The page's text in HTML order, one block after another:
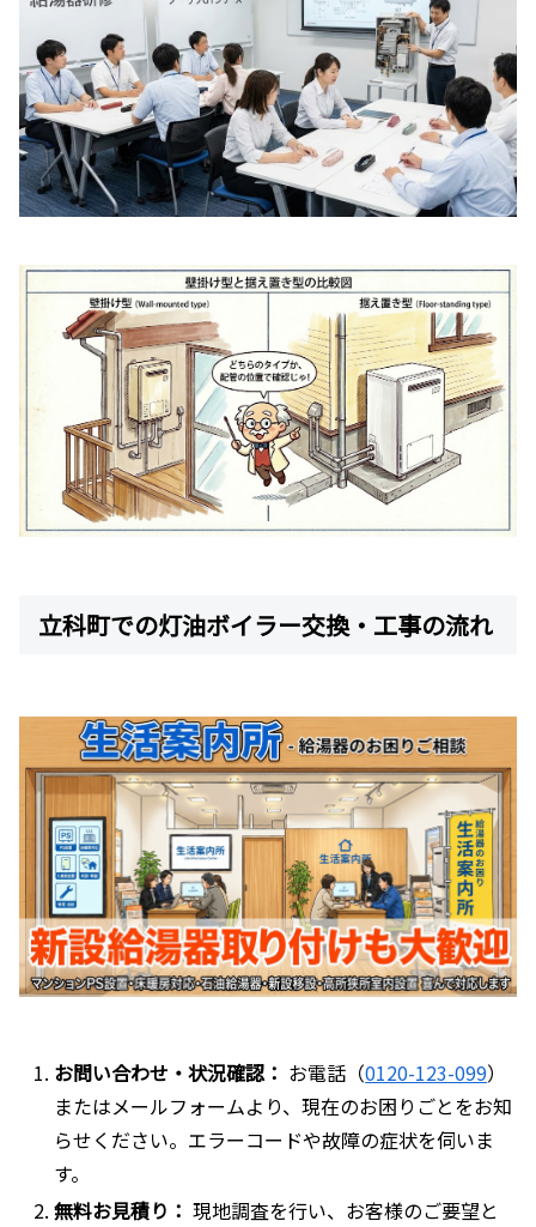
立科町での灯油ボイラー交換・工事の流れ
お問い合わせ・状況確認： お電話（0120-123-099）
またはメールフォームより、現在のお困りごとをお知
らせください。エラーコードや故障の症状を伺いま
す。
無料お見積り： 現地調査を行い、お客様のご要望と